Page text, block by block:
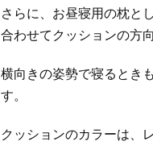
さらに、お昼寝用の枕と
合わせてクッションの方
横向きの姿勢で寝るとき
す。
クッションのカラーは、